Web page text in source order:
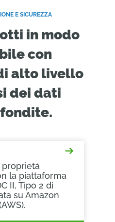
E SICUREZZA
in modo
con
alto livello
dei dati
proprietà
la piattaforma
II, Tipo 2 di
su Amazon